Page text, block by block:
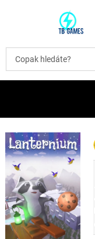
t
b